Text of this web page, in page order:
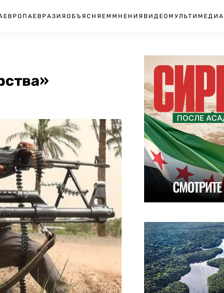
ЕВРОПА ЕВРАЗИЯ ОБЪЯСНЯЕМ МНЕНИЯ ВИДЕО МУЛЬТИМЕДИА